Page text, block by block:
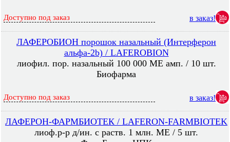
Доступно под заказ в заказ!
ЛАФЕРОБИОН порошок назальный (Интерферон
альфа-2b) / LAFEROBION
лиофил. пор. назальный 100 000 МЕ амп. / 10 шт.
Биофарма
Доступно под заказ в заказ!
ЛАФЕРОН-ФАРМБИОТЕК / LAFERON-FARMBIOTEK
лиоф.р-р д/ин. с раств. 1 млн. МЕ / 5 шт.